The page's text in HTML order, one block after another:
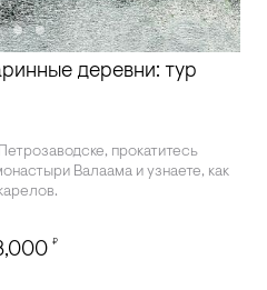
деревни: тур
прокатитесь
Валаама и узнаете, как
₽